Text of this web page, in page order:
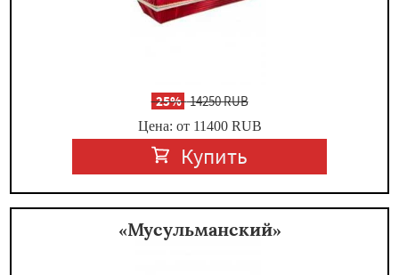
-25%14250 RUB
Цена: от 11400 RUB
Купить
«Мусульманский»